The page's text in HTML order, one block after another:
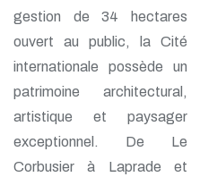
gestion de 34 hectares
ouvert au public, la Cité
internationale possède un
patrimoine architectural,
artistique et paysager
exceptionnel. De Le
Corbusier à Laprade et